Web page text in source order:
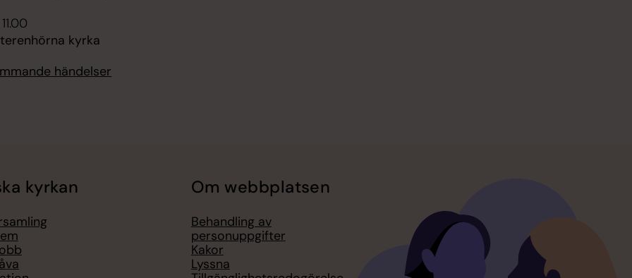
kyrka
händelser
kyrkan Om webbplatsen
Behandling av
personuppgifter
Kakor
Lyssna